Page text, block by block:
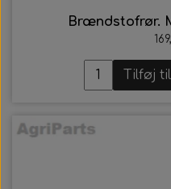
Brændstofrør.
Tilføj